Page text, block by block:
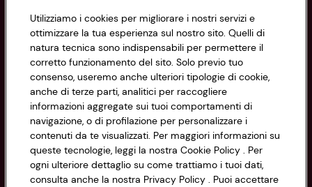
Informazioni
Privacy Policy
Cookie Policy
Impostazioni Cookie
Accessibilità
CONAD SOCIETÀ COOPERATIVA
Via Michelino, 59 | 40127 BOLOGNA
Codice Fiscale e Registro Imprese
di Bologna 00865960157
PARTITA IVA 03320960374
Utilizziamo i cookies per migliorare i nostri servizi e
ottimizzare la tua esperienza sul nostro sito. Quelli di
natura tecnica sono indispensabili per permettere il
corretto funzionamento del sito. Solo previo tuo
consenso, useremo anche ulteriori tipologie di cookie,
anche di terze parti, analitici per raccogliere
informazioni aggregate sui tuoi comportamenti di
navigazione, o di profilazione per personalizzare i
contenuti da te visualizzati. Per maggiori informazioni su
queste tecnologie, leggi la nostra Cookie Policy . Per
ogni ulteriore dettaglio su come trattiamo i tuoi dati,
consulta anche la nostra Privacy Policy . Puoi accettare